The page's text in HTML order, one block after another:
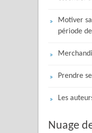
Motiver
période
Prendre
Les
Nuage